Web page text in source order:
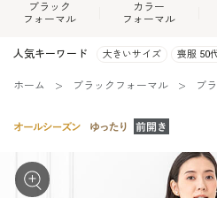
ブラック
フォーマル
カラー
フォーマル
人気キーワード 大きいサイズ 喪服 50
ホーム ブラックフォーマル ブ